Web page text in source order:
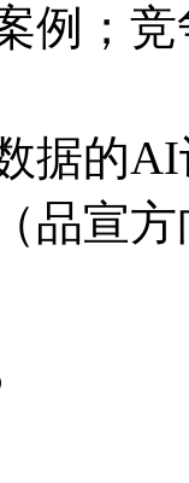
例；
据的
品宣